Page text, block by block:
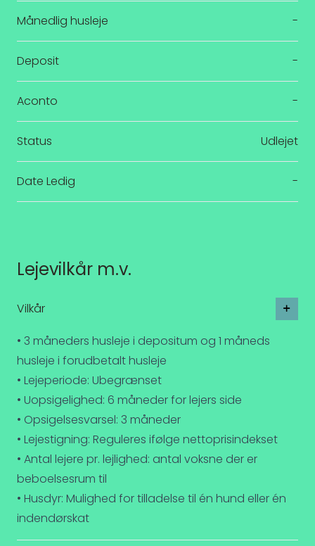
Månedlig husleje -
Deposit -
Aconto -
Status Udlejet
Date Ledig -
Lejevilkår m.v.
Vilkår
• 3 måneders husleje i depositum og 1 måneds
husleje i forudbetalt husleje
• Lejeperiode: Ubegrænset
• Uopsigelighed: 6 måneder for lejers side
• Opsigelsesvarsel: 3 måneder
• Lejestigning: Reguleres ifølge nettoprisindekset
• Antal lejere pr. lejlighed: antal voksne der er
beboelsesrum til
• Husdyr: Mulighed for tilladelse til én hund eller én
indendørskat